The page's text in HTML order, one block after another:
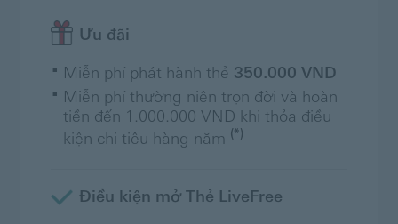
Ưu đãi
Miễn phí phát hành thẻ 350.000 VND
Miễn phí thường niên trọn đời và hoàn
tiền đến 1.000.000 VND khi thỏa điều
kiện chi tiêu hàng năm (*)
Điều kiện mở Thẻ LiveFree